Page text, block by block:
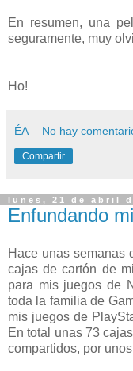
En resumen, una
seguramente, muy
Ho!
ÉA No hay
Compartir
lunes, 21 de abril
Enfundando
Hace unas semanas
cajas de cartón de
para mis juegos de
toda la familia de
mis juegos de
En total unas 73
compartidos, por